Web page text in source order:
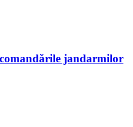
jandarmilor